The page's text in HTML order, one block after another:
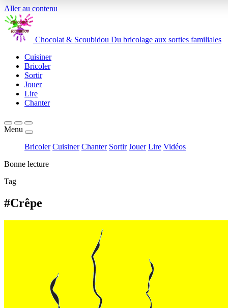
Aller au contenu
Chocolat & Scoubidou Du bricolage aux sorties familiales
Cuisiner
Bricoler
Sortir
Jouer
Lire
Chanter
Menu
Bricoler Cuisiner Chanter Sortir Jouer Lire Vidéos
Bonne lecture
Tag
#Crêpe